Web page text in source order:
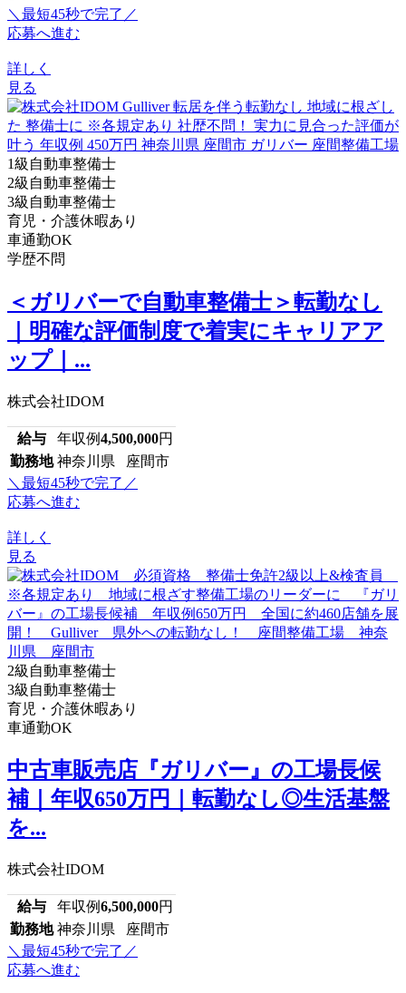
＼最短45秒で完了／
応募へ進む
詳しく
見る
1級自動車整備士
2級自動車整備士
3級自動車整備士
育児・介護休暇あり
車通勤OK
学歴不問
＜ガリバーで自動車整備士＞転勤なし
｜明確な評価制度で着実にキャリアア
ップ｜...
株式会社IDOM
給与 年収例4,500,000円
勤務地 神奈川県 座間市
＼最短45秒で完了／
応募へ進む
詳しく
見る
2級自動車整備士
3級自動車整備士
育児・介護休暇あり
車通勤OK
中古車販売店『ガリバー』の工場長候
補｜年収650万円｜転勤なし◎生活基盤
を...
株式会社IDOM
給与 年収例6,500,000円
勤務地 神奈川県 座間市
＼最短45秒で完了／
応募へ進む